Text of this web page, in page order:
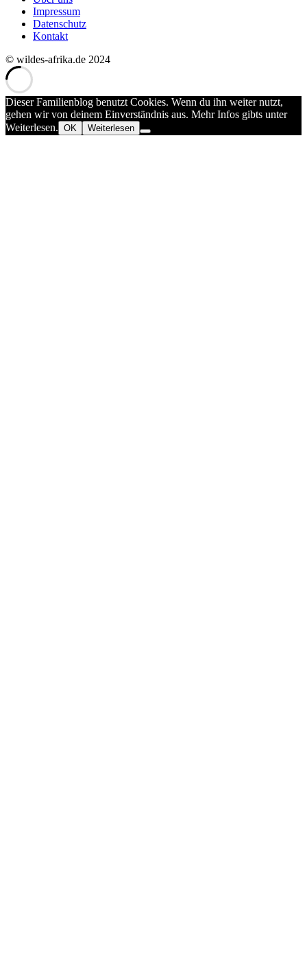
Impressum
Datenschutz
Kontakt
© wildes-afrika.de 2024
Dieser Familienblog benutzt Cookies. Wenn du ihn weiter nutzt,
gehen wir von deinem Einverständnis aus. Mehr Infos gibts unter
Weiterlesen. OK Weiterlesen